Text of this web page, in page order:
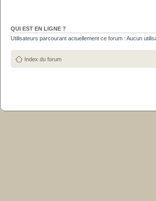
QUI EST EN LIGNE ?
Utilisateurs parcourant actuellement ce forum : Aucun
Index du forum